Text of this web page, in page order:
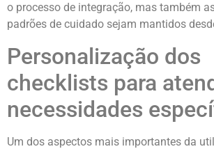
o processo de integração, mas também
padrões de cuidado sejam mantidos
Personalização dos
checklists para
necessidades
Um dos aspectos mais importantes da